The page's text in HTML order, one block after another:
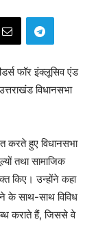
फॉर इंक्लूसिव एंड
विधानसभा
करते हुए विधानसभा
तथा सामाजिक
किए। उन्होंने कहा
के साथ-साथ विविध
कराते हैं, जिससे वे